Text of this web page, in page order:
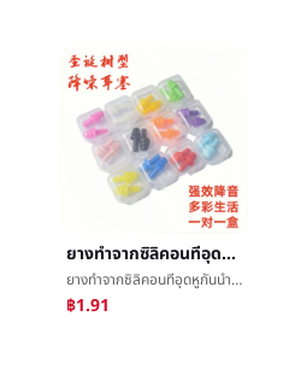
ยางทำจากซิลิคอนทีอุดหูกันนำหรือเสียงลดเสียงรบกวนเสียงนอนหลับต่อต้านåªเสียงนักเรียนว่ายน้ำต่อต้านæ°´ทำงานหูสูตรซุปเปอร์éเสียงต่อต้านกรน
ยางทำจากซิลิคอนทีอุดหูกันนำหรือเสียงลดเสียงรบกวนเสียงนอนหลับต่อต้านåªเสียงนักเรียนว่ายน้ำต่อต้านæ°´ทำงานหูสูตรซุปเปอร์éเสียงต่อต้านกรน
฿1.91